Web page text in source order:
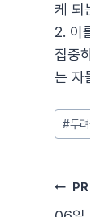
케 되
2. 이
집중
는 자
Post
Tags:
#두
글